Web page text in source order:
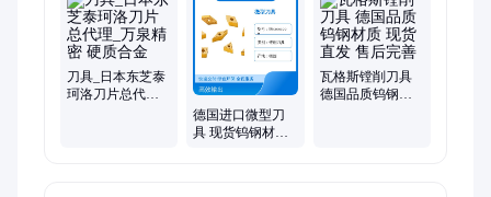
刀具_日本东芝泰
珂洛刀片总代理_
德国进口微型刀
具 现货钨钢材质
瓦格斯镗削刀具
德国品质钨钢材